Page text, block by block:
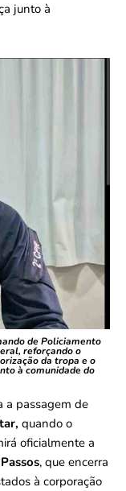
junto à
de Policiamento
reforçando o
da tropa e o
à comunidade do
a passagem de
quando o
oficialmente a
, que encerra
à corporação